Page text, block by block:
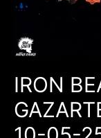
IRON
05-